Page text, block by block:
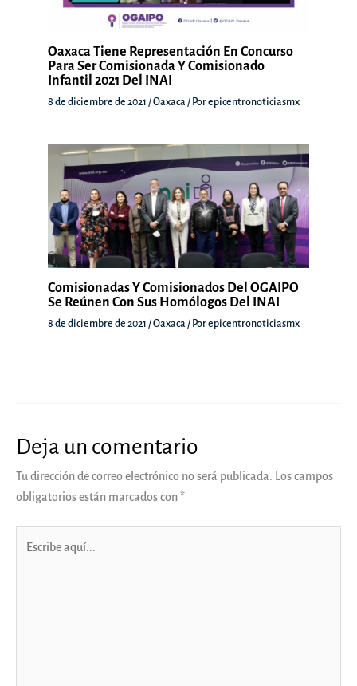
Oaxaca Tiene Representación En Concurso
Para Ser Comisionada Y Comisionado
Infantil 2021 Del INAI
8 de diciembre de 2021 /Oaxaca / Porepicentronoticiasmx
Comisionadas Y Comisionados Del OGAIPO
Se Reúnen Con Sus Homólogos Del INAI
8 de diciembre de 2021 /Oaxaca / Porepicentronoticiasmx
Deja un comentario
Tu dirección de correo electrónico no será publicada. Los campos
obligatorios están marcados con*